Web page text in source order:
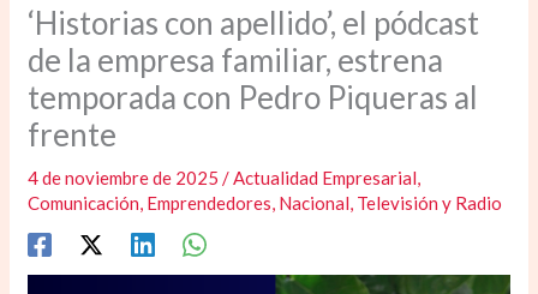
‘Historias con apellido’, el pódcast
de la empresa familiar, estrena
temporada con Pedro Piqueras al
frente
4 de noviembre de 2025/Actualidad Empresarial,
Comunicación, Emprendedores, Nacional, Televisión y Radio